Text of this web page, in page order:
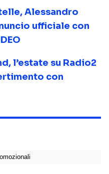
Alessandro
ufficiale con
l’estate su Radio2
con